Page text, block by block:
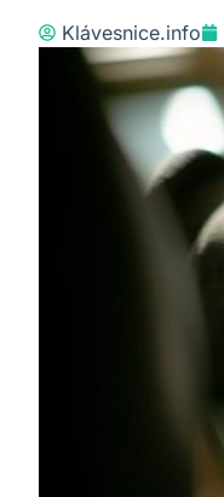
Klávesnice.info